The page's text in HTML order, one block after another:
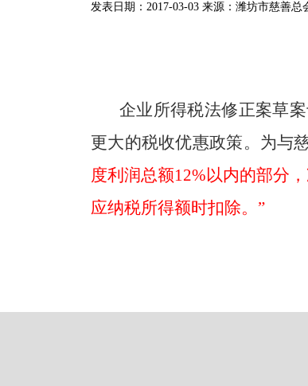
发表日期： 2017-03-03 来源： 潍坊市慈善总
企业所得税法修正案草
更大的税收优惠政策。为与
度利润总额12%以内的部分
应纳税所得额时扣除。”